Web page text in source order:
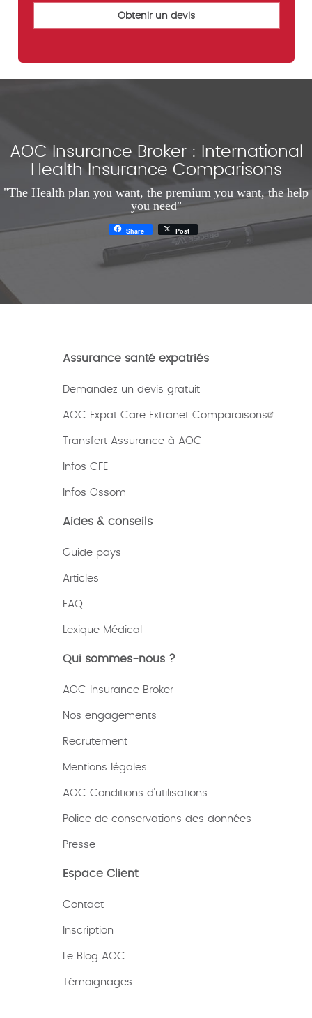
AOC Insurance Broker : International
Health Insurance Comparisons
"The Health plan you want, the premium you want, the help
you need"
Share Post
Assurance santé expatriés
Demandez un devis gratuit
AOC Expat Care Extranet Comparaisons
Transfert Assurance à AOC
Infos CFE
Infos Ossom
Aides & conseils
Guide pays
Articles
FAQ
Lexique Médical
Qui sommes-nous ?
AOC Insurance Broker
Nos engagements
Recrutement
Mentions légales
AOC Conditions d’utilisations
Police de conservations des données
Presse
Espace Client
Contact
Inscription
Le Blog AOC
Témoignages